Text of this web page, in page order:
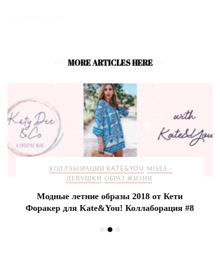
MORE ARTICLES HERE
КОЛЛАБОРАЦИИ KATE&YOU МОДА -
ДЕВУШКИ ОБРАЗ ЖИЗНИ
Модные летние образы 2018 от Кети
Форакер для Kate&You! Коллаборация #8